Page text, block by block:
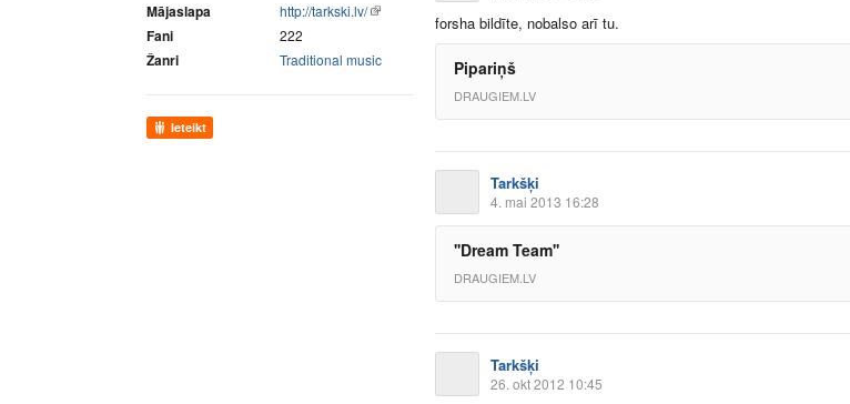
Mājaslapa http://tarkski.lv/
Fani 222
Žanri Traditional music
Ieteikt
forsha bildīte, nobalso arī tu.
Pipariņš
DRAUGIEM.LV
Tarkšķi
4. mai 2013 16:28
''Dream Team''
DRAUGIEM.LV
Tarkšķi
26. okt 2012 10:45